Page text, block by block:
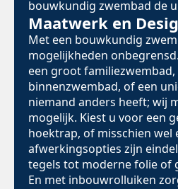
bouwkundig zwembad de
Maatwerk en
Met een bouwkundig
mogelijkheden
een groot familiezwembad,
binnenzwembad, of een
niemand anders heeft; wij
mogelijk. Kiest u voor een
hoektrap, of misschien wel
afwerkingsopties zijn
tegels tot moderne folie of
En met inbouwrolluiken